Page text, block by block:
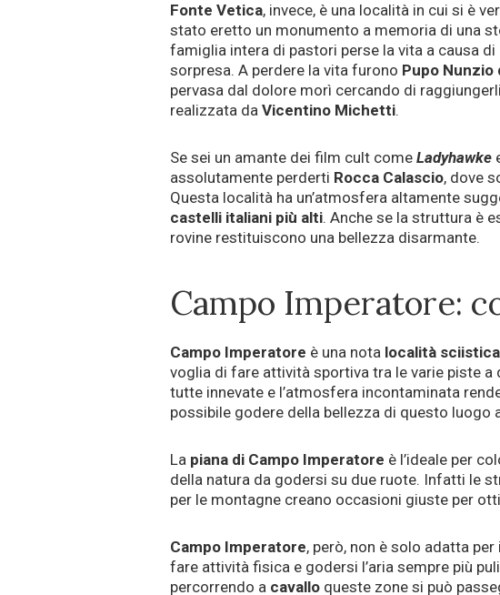
Fonte Vetica, invece, è una località in cui si è
stato eretto un monumento a memoria di una
famiglia intera di pastori perse la vita a causa
sorpresa. A perdere la vita furono Pupo Nunzio
pervasa dal dolore morì cercando di
realizzata da Vicentino Michetti.
Se sei un amante dei film cult come Ladyhawke
assolutamente perderti Rocca Calascio, dove
Questa località ha un’atmosfera altamente
castelli italiani più alti. Anche se la struttura è
rovine restituiscono una bellezza disarmante.
Campo Imperatore:
Campo Imperatore è una nota località sciistica
voglia di fare attività sportiva tra le varie piste a
tutte innevate e l’atmosfera incontaminata
possibile godere della bellezza di questo luogo
La piana di Campo Imperatore è l’ideale per
della natura da godersi su due ruote. Infatti le
per le montagne creano occasioni giuste per
Campo Imperatore, però, non è solo adatta
fare attività fisica e godersi l’aria sempre più
percorrendo a cavallo queste zone si può